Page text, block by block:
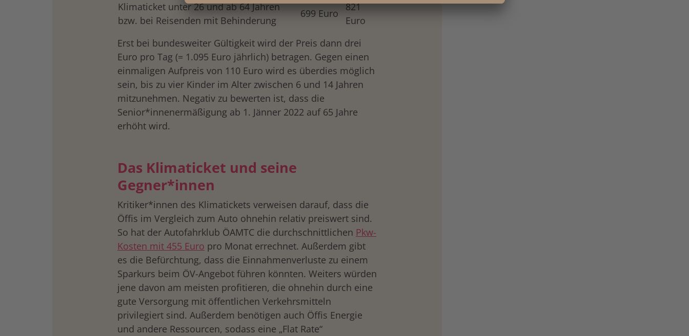
Klimaticket unter 26 und ab 64 Jahren
bzw. bei Reisenden mit Behinderung
699 Euro
821
Euro
Erst bei bundesweiter Gültigkeit wird der Preis dann drei
Euro pro Tag (= 1.095 Euro jährlich) betragen. Gegen einen
einmaligen Aufpreis von 110 Euro wird es überdies möglich
sein, bis zu vier Kinder im Alter zwischen 6 und 14 Jahren
mitzunehmen. Negativ zu bewerten ist, dass die
Senior*innenermäßigung ab 1. Jänner 2022 auf 65 Jahre
erhöht wird.
Das Klimaticket und seine
Gegner*innen
Kritiker*innen des Klimatickets verweisen darauf, dass die
Öffis im Vergleich zum Auto ohnehin relativ preiswert sind.
So hat der Autofahrklub ÖAMTC die durchschnittlichen Pkw-
Kosten mit 455 Euro pro Monat errechnet. Außerdem gibt
es die Befürchtung, dass die Einnahmenverluste zu einem
Sparkurs beim ÖV-Angebot führen könnten. Weiters würden
jene davon am meisten profitieren, die ohnehin durch eine
gute Versorgung mit öffentlichen Verkehrsmitteln
privilegiert sind. Außerdem benötigen auch Öffis Energie
und andere Ressourcen, sodass eine „Flat Rate“